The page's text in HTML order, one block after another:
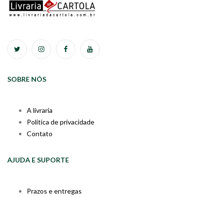
SOBRE NÓS
A livraria
Política de privacidade
Contato
AJUDA E SUPORTE
Prazos e entregas